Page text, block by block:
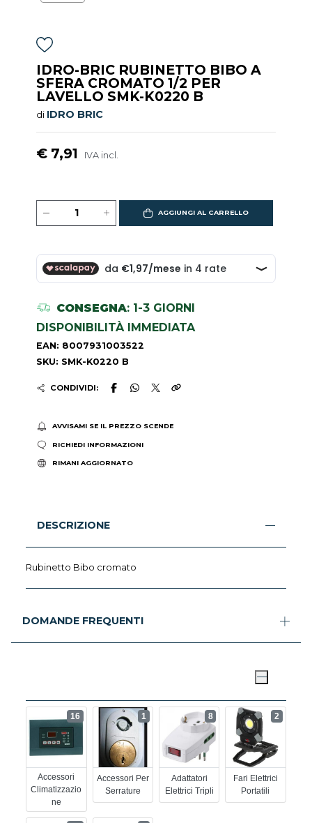
IDRO-BRIC RUBINETTO BIBO A
SFERA CROMATO 1/2 PER
LAVELLO SMK-K0220 B
di IDRO BRIC
€ 7,91 IVA incl.
AGGIUNGI AL CARRELLO
CONSEGNA: 1-3 GIORNI
DISPONIBILITÀ IMMEDIATA
EAN: 8007931003522
SKU: SMK-K0220 B
CONDIVIDI:
AVVISAMI SE IL PREZZO SCENDE
RICHIEDI INFORMAZIONI
RIMANI AGGIORNATO
DESCRIZIONE
Rubinetto Bibo cromato
DOMANDE FREQUENTI
Accessori
Climatizzazio
Ne
16
Accessori Per
Serrature
1
Adattatori
Elettrici Tripli
8
Fari Elettrici
Portatili
2